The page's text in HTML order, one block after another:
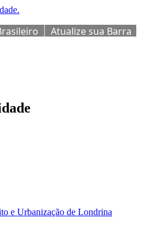
Atualize sua Barra
e Urbanização de Londrina